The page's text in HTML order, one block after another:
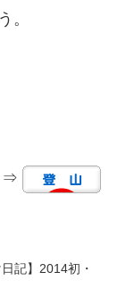
。
⇒
記】2014初・